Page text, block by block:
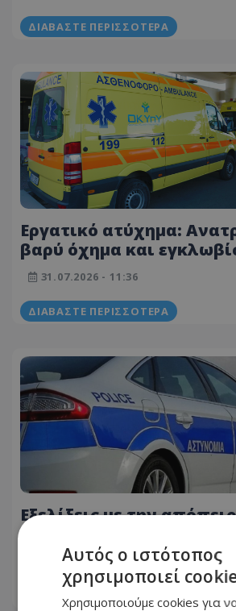
ΔΙΑΒΆΣΤΕ ΠΕΡΙΣΣΌΤΕΡΑ
Εργατικό ατύχημα:
βαρύ όχημα και
υπάλληλος - Στο
τέσσερα πρόσωπα
31.07.2026 - 11:36
ΔΙΑΒΆΣΤΕ ΠΕΡΙΣΣΌΤΕΡΑ
Εξελίξεις με την
Οδηγούσε ενοικιαζόμενο
43χρονος
30.07.2026 - 16:00
ΔΙΑΒΆΣΤΕ ΠΕΡΙΣΣΌΤΕΡΑ
Αυτός ο ιστότοπος
χρησιμοποιεί
Χρησιμοποιούμε cookies για